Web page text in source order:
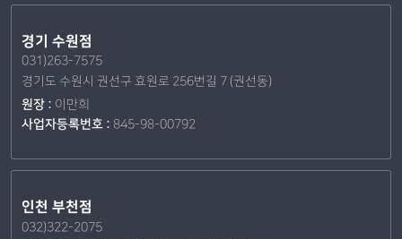
경기 수원점
031)263-7575
경기도 수원시 권선구 효원로 256번길 7 (권선동)
원장 : 이만희
사업자등록번호 : 845-98-00792
인천 부천점
032)322-2075